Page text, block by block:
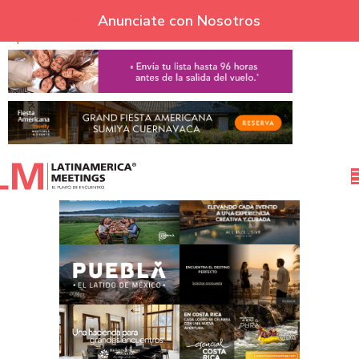
Skip to navigation
Skip to main content
Anunciate con Nosotros